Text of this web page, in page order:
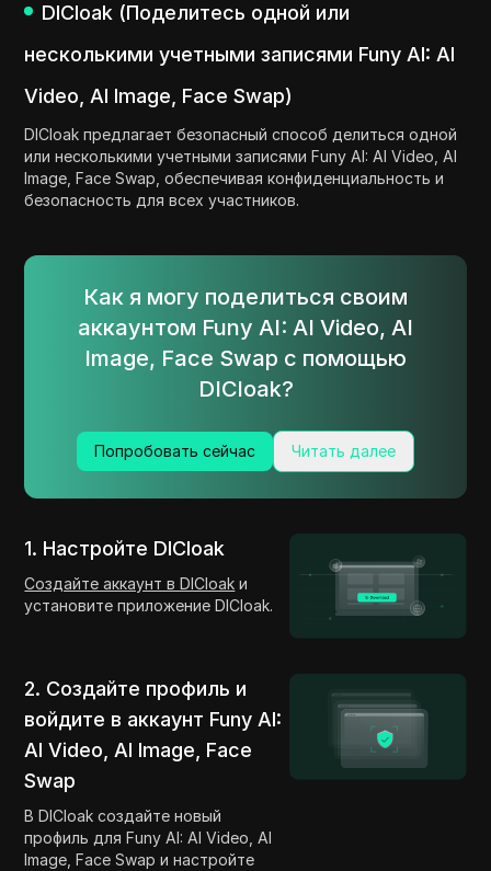
DICloak (Поделитесь одной или
несколькими учетными записями Funy AI: AI
Video, AI Image, Face Swap)
DICloak предлагает безопасный способ делиться одной
или несколькими учетными записями Funy AI: AI Video, AI
Image, Face Swap, обеспечивая конфиденциальность и
безопасность для всех участников.
Как я могу поделиться своим
аккаунтом Funy AI: AI Video, AI
Image, Face Swap с помощью
DICloak?
Попробовать сейчас Читать далее
1. Настройте DICloak
Создайте аккаунт в DICloak и
установите приложение DICloak.
2. Создайте профиль и
войдите в аккаунт Funy AI:
AI Video, AI Image, Face
Swap
В DICloak создайте новый
профиль для Funy AI: AI Video, AI
Image, Face Swap и настройте